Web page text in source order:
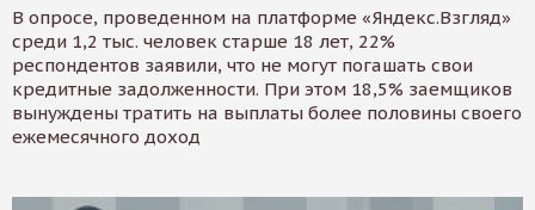
В опросе, проведенном на платформе «Яндекс.Взгляд»
среди 1,2 тыс. человек старше 18 лет, 22%
респондентов заявили, что не могут погашать свои
кредитные задолженности. При этом 18,5% заемщиков
вынуждены тратить на выплаты более половины своего
ежемесячного доход